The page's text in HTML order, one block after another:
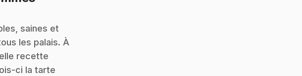
saines et
les palais. À
recette
ci la tarte